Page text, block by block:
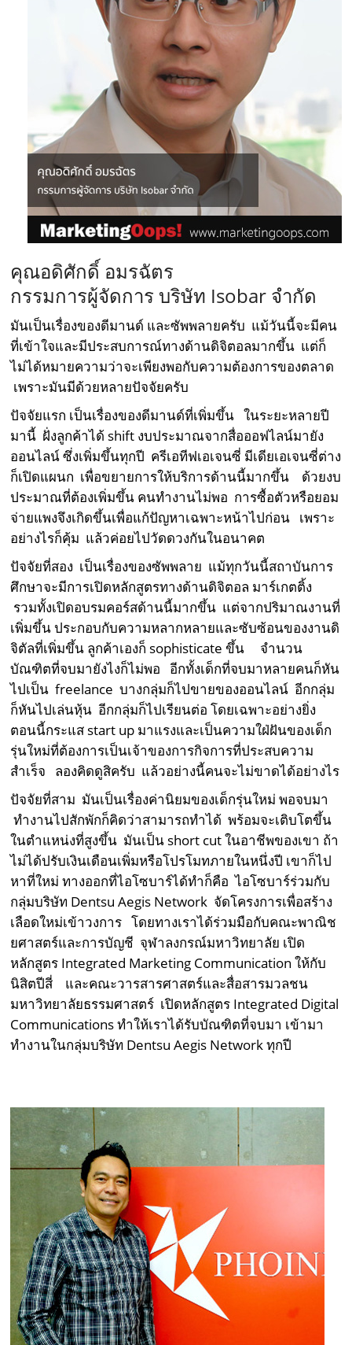
คุณอดิศักดิ์ อมรฉัตร
กรรมการผู้จัดการ บริษัท Isobar จำกัด
มันเป็นเรื่องของดีมานด์ และซัพพลายครับ แม้วันนี้จะมีคน
ที่เข้าใจและมีประสบการณ์ทางด้านดิจิตอลมากขึ้น แต่ก็
ไม่ได้หมายความว่าจะเพียงพอกับความต้องการของตลาด
เพราะมันมีด้วยหลายปัจจัยครับ
ปัจจัยแรก เป็นเรื่องของดีมานด์ที่เพิ่มขึ้น ในระยะหลายปี
มานี้ ฝั่งลูกค้าได้ shift งบประมาณจากสื่อออฟไลน์มายัง
ออนไลน์ ซึ่งเพิ่มขึ้นทุกปี ครีเอทีฟเอเจนซี่ มีเดียเอเจนซี่ต่าง
ก็เปิดแผนก เพื่อขยายการให้บริการด้านนี้มากขึ้น ด้วยงบ
ประมาณที่ต้องเพิ่มขึ้น คนทำงานไม่พอ การซื้อตัวหรือยอม
จ่ายแพงจึงเกิดขึ้นเพื่อแก้ปัญหาเฉพาะหน้าไปก่อน เพราะ
อย่างไรก็คุ้ม แล้วค่อยไปวัดดวงกันในอนาคต
ปัจจัยที่สอง เป็นเรื่องของซัพพลาย แม้ทุกวันนี้สถาบันการ
ศึกษาจะมีการเปิดหลักสูตรทางด้านดิจิตอล มาร์เกตติ้ง
รวมทั้งเปิดอบรมคอร์สด้านนี้มากขึ้น แต่จากปริมาณงานที่
เพิ่มขึ้น ประกอบกับความหลากหลายและซับซ้อนของงานดิ
จิตัลที่เพิ่มขึ้น ลูกค้าเองก็ sophisticate ขึ้น จำนวน
บัณฑิตที่จบมายังไงก็ไม่พอ อีกทั้งเด็กที่จบมาหลายคนก็หัน
ไปเป็น freelance บางกลุ่มก็ไปขายของออนไลน์ อีกกลุ่ม
ก็หันไปเล่นหุ้น อีกกลุ่มก็ไปเรียนต่อ โดยเฉพาะอย่างยิ่ง
ตอนนี้กระแส start up มาแรงและเป็นความใฝ่ฝันของเด็ก
รุ่นใหม่ที่ต้องการเป็นเจ้าของการกิจการที่ประสบความ
สำเร็จ ลองคิดดูสิครับ แล้วอย่างนี้คนจะไม่ขาดได้อย่างไร
ปัจจัยที่สาม มันเป็นเรื่องค่านิยมของเด็กรุ่นใหม่ พอจบมา
ทำงานไปสักพักก็คิดว่าสามารถทำได้ พร้อมจะเติบโตขึ้น
ในตำแหน่งที่สูงขึ้น มันเป็น short cut ในอาชีพของเขา ถ้า
ไม่ได้ปรับเงินเดือนเพิ่มหรือโปรโมทภายในหนึ่งปี เขาก็ไป
หาที่ใหม่ ทางออกที่ไอโซบาร์ได้ทำก็คือ ไอโซบาร์ร่วมกับ
กลุ่มบริษัท Dentsu Aegis Network จัดโครงการเพื่อสร้าง
เลือดใหม่เข้าวงการ โดยทางเราได้ร่วมมือกับคณะพาณิช
ยศาสตร์และการบัญชี จุฬาลงกรณ์มหาวิทยาลัย เปิด
หลักสูตร Integrated Marketing Communication ให้กับ
นิสิตปีสี่ และคณะวารสารศาสตร์และสื่อสารมวลชน
มหาวิทยาลัยธรรมศาสตร์ เปิดหลักสูตร Integrated Digital
Communications ทำให้เราได้รับบัณฑิตที่จบมา เข้ามา
ทำงานในกลุ่มบริษัท Dentsu Aegis Network ทุกปี